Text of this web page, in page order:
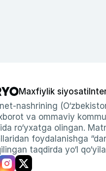
Maxfiylik siyosati
nashrining
va ommaviy
ro‘yxatga olingan.
foydalanishga
taqdirda yo‘l